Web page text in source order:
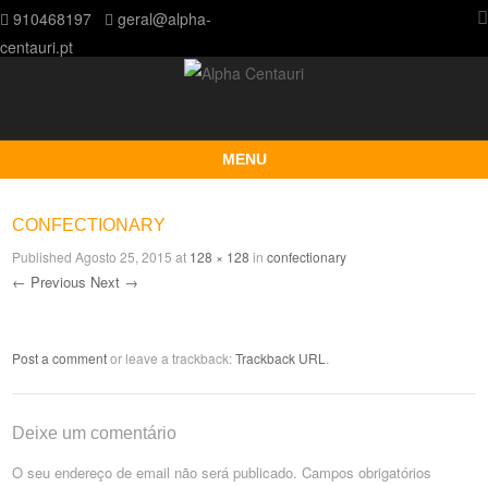
910468197
geral@alpha-
centauri.pt
MENU
CONFECTIONARY
PublishedAgosto 25, 2015 at 128 × 128 inconfectionary
← Previous Next →
Post a commentor leave a trackback:Trackback URL
Deixe um comentário
O seu endereço de email não será publicado. Campos obrigatórios